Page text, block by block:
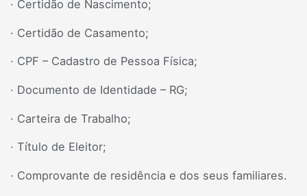
· Certidão de Nascimento;
· Certidão de Casamento;
· CPF – Cadastro de Pessoa Física;
· Documento de Identidade – RG;
· Carteira de Trabalho;
· Título de Eleitor;
· Comprovante de residência e dos seus familiares.